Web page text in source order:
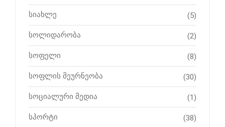
სიახლე (5)
სოლიდარობა (2)
სოფელი (8)
სოფლის მეურნეობა (30)
სოციალური მედია (1)
სპორტი (38)